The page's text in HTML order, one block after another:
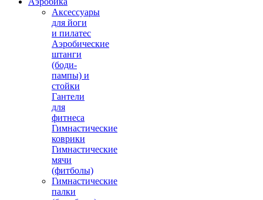
Аксессуары
для йоги
и пилатес
Аэробические
штанги
(боди-
пампы) и
стойки
Гантели
для
фитнеса
Гимнастические
коврики
Гимнастические
мячи
(фитболы)
Гимнастические
палки